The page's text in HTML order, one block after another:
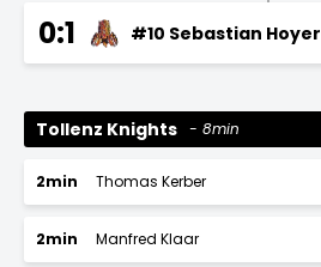
0:1 #10 Sebastian Hoyer
Tollenz Knights 8min
2min Thomas Kerber
2min Manfred Klaar